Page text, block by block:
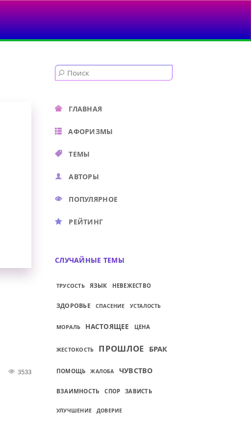
3533
ГЛАВНАЯ
АФОРИЗМЫ
ТЕМЫ
АВТОРЫ
ПОПУЛЯРНОЕ
РЕЙТИНГ
СЛУЧАЙНЫЕ ТЕМЫ
ТРУСОСТЬ ЯЗЫК НЕВЕЖЕСТВО
ЗДОРОВЬЕ СПАСЕНИЕ УСТАЛОСТЬ
МОРАЛЬ НАСТОЯЩЕЕ ЦЕНА
ЖЕСТОКОСТЬ ПРОШЛОЕ БРАК
ПОМОЩЬ ЖАЛОБА ЧУВСТВО
ВЗАИМНОСТЬ СПОР ЗАВИСТЬ
УЛУЧШЕНИЕ ДОВЕРИЕ